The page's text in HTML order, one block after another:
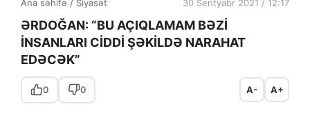
Ana səhifə / Siyasət 30 Sentyabr 2021 / 12:17
ƏRDOĞAN: “BU AÇIQLAMAM BƏZİ
İNSANLARI CİDDİ ŞƏKİLDƏ NARAHAT
EDƏCƏK”
0 0 A- A+